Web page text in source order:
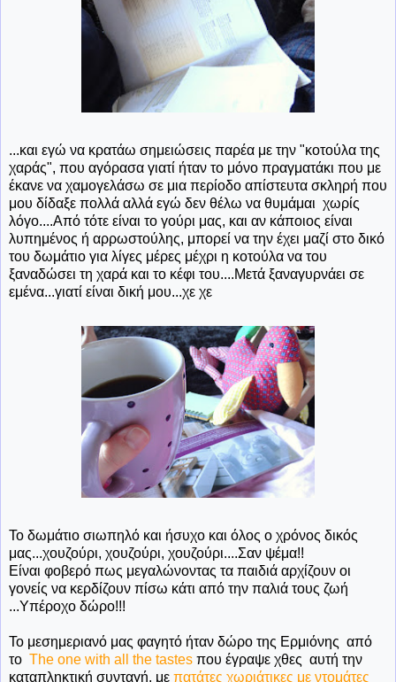
...και εγώ να κρατάω σημειώσεις παρέα με την "κοτούλα της
χαράς", που αγόρασα γιατί ήταν το μόνο πραγματάκι που με
έκανε να χαμογελάσω σε μια περίοδο απίστευτα σκληρή που
μου δίδαξε πολλά αλλά εγώ δεν θέλω να θυμάμαι χωρίς
λόγο....Από τότε είναι το γούρι μας, και αν κάποιος είναι
λυπημένος ή αρρωστούλης, μπορεί να την έχει μαζί στο δικό
του δωμάτιο για λίγες μέρες μέχρι η κοτούλα να του
ξαναδώσει τη χαρά και το κέφι του....Μετά ξαναγυρνάει σε
εμένα...γιατί είναι δική μου...χε χε
Το δωμάτιο σιωπηλό και ήσυχο και όλος ο χρόνος δικός
μας...χουζούρι, χουζούρι, χουζούρι....Σαν ψέμα!!
Είναι φοβερό πως μεγαλώνοντας τα παιδιά αρχίζουν οι
γονείς να κερδίζουν πίσω κάτι από την παλιά τους ζωή
...Υπέροχο δώρο!!!
Το μεσημεριανό μας φαγητό ήταν δώρο της Ερμιόνης από
το The one with all the tastes που έγραψε χθες αυτή την
καταπληκτική συνταγή, με πατάτες χωριάτικες με ντομάτες